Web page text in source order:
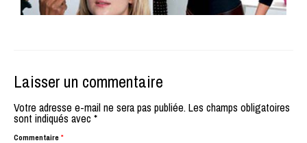
Laisser un commentaire
Votre adresse e-mail ne sera pas publiée.Les champs obligatoires
sont indiqués avec *
Commentaire *